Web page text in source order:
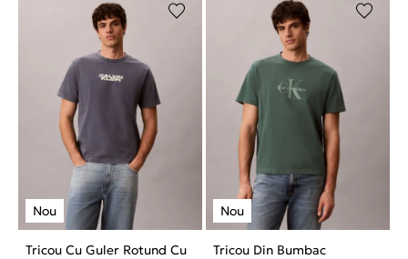
Tricou Cu Guler Rotund Cu
Tricou Din Bumbac